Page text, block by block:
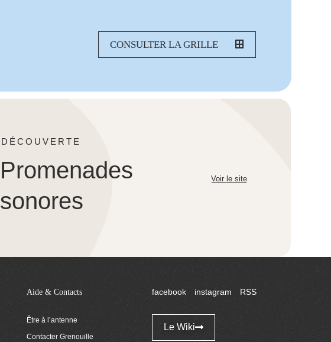
CONSULTER LA GRILLE
DÉCOUVERTE
Promenades
sonores
Voir le site
Aide & Contacts
Être à l’antenne
Contacter Grenouille
facebook instagram RSS
Le Wiki